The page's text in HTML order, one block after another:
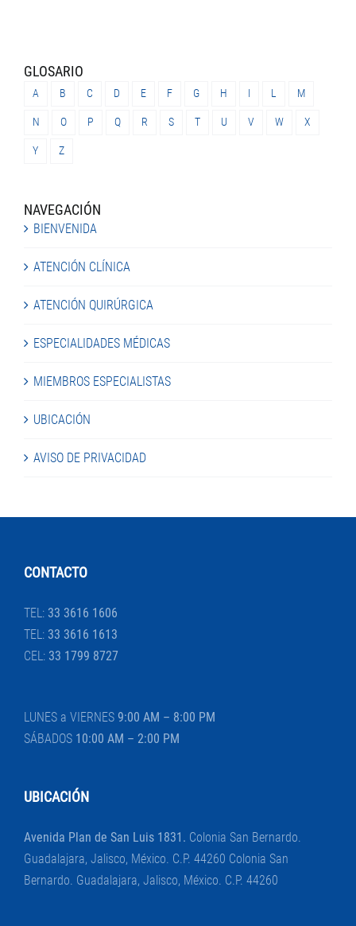
GLOSARIO
A B C D E F G H I L M
N O P Q R S T U V W X
Y Z
NAVEGACIÓN
BIENVENIDA
ATENCIÓN CLÍNICA
ATENCIÓN QUIRÚRGICA
ESPECIALIDADES MÉDICAS
MIEMBROS ESPECIALISTAS
UBICACIÓN
AVISO DE PRIVACIDAD
CONTACTO
TEL: 33 3616 1606
TEL: 33 3616 1613
CEL: 33 1799 8727
LUNES a VIERNES 9:00 AM – 8:00 PM
SÁBADOS 10:00 AM – 2:00 PM
UBICACIÓN
Avenida Plan de San Luis 1831. Colonia San Bernardo.
Guadalajara, Jalisco, México. C.P. 44260 Colonia San
Bernardo. Guadalajara, Jalisco, México. C.P. 44260